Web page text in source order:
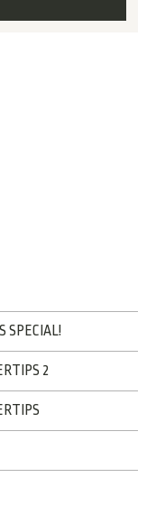
SPECIAL!
2